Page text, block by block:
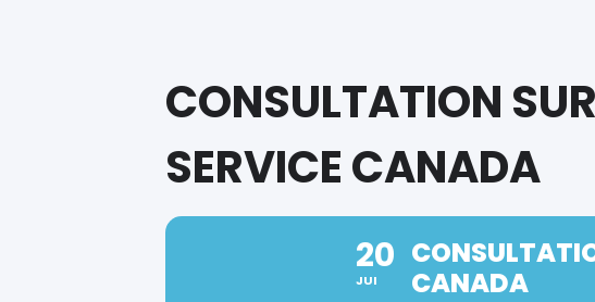
CONSULTATION
SERVICE CANADA
20
JUI
CANADA